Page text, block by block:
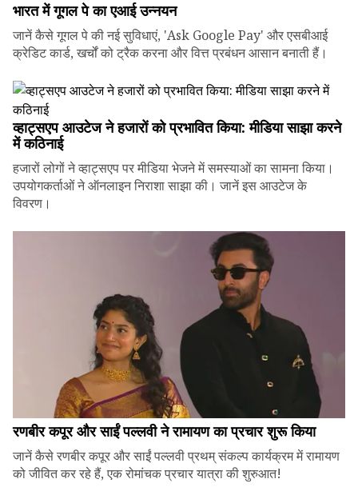
भारत में गूगल पे का एआई उन्नयन
जानें कैसे गूगल पे की नई सुविधाएं, 'Ask Google Pay' और एसबीआई
क्रेडिट कार्ड, खर्चों को ट्रैक करना और वित्त प्रबंधन आसान बनाती हैं।
व्हाट्सएप आउटेज ने हजारों को प्रभावित किया: मीडिया साझा करने
में कठिनाई
हजारों लोगों ने व्हाट्सएप पर मीडिया भेजने में समस्याओं का सामना किया।
उपयोगकर्ताओं ने ऑनलाइन निराशा साझा की। जानें इस आउटेज के
विवरण।
रणबीर कपूर और साईं पल्लवी ने रामायण का प्रचार शुरू किया
जानें कैसे रणबीर कपूर और साईं पल्लवी प्रथम् संकल्प कार्यक्रम में रामायण
को जीवित कर रहे हैं, एक रोमांचक प्रचार यात्रा की शुरुआत!